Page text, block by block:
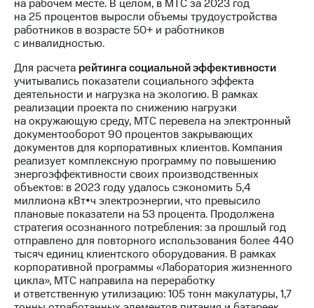
Собрания
акционеров
Личный
кабинет
акционера
Акционерный
капитал
Контроль
и
аудит
Рынок
акций
Описание
Программа
приобретения
Порядок
выкупа
акций
Дивиденды
Рынок
облигаций
на рабочем месте. В целом, в МТС за 2023 год
на 25 процентов выросли объемы трудоустройства
работников в возрасте 50+ и работников
с инвалидностью.
Для расчета рейтинга социальной эффективности
учитывались показатели социального эффекта
деятельности и нагрузка на экологию. В рамках
реализации проекта по снижению нагрузки
на окружающую среду, МТС перевела на электронный
документооборот 90 процентов закрывающих
документов для корпоративных клиентов. Компания
реализует комплексную программу по повышению
энергоэффективности своих производственных
объектов: в 2023 году удалось сэкономить 5,4
миллиона кВт•ч электроэнергии, что превысило
плановые показатели на 53 процента. Продолжена
стратегия осознанного потребления: за прошлый год
отправлено для повторного использования более 440
тысяч единиц клиентского оборудования. В рамках
корпоративной программы «Лаборатория жизненного
цикла», МТС направила на переработку
и ответственную утилизацию: 105 тонн макулатуры, 1,7